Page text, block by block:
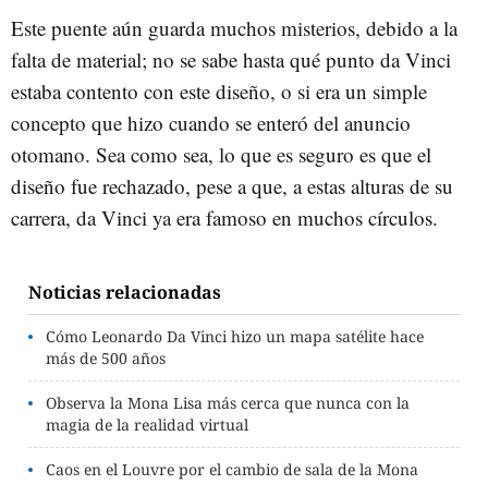
Este puente aún guarda muchos misterios, debido a la
falta de material; no se sabe hasta qué punto da Vinci
estaba contento con este diseño, o si era un simple
concepto que hizo cuando se enteró del anuncio
otomano. Sea como sea, lo que es seguro es que el
diseño fue rechazado, pese a que, a estas alturas de su
carrera, da Vinci ya era famoso en muchos círculos.
Noticias relacionadas
Cómo Leonardo Da Vinci hizo un mapa satélite hace
más de 500 años
Observa la Mona Lisa más cerca que nunca con la
magia de la realidad virtual
Caos en el Louvre por el cambio de sala de la Mona